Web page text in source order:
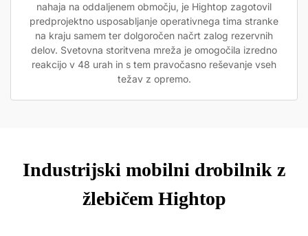
nahaja na oddaljenem območju, je Hightop zagotovil
predprojektno usposabljanje operativnega tima stranke
na kraju samem ter dolgoročen načrt zalog rezervnih
delov. Svetovna storitvena mreža je omogočila izredno
reakcijo v 48 urah in s tem pravočasno reševanje vseh
težav z opremo.
Industrijski mobilni drobilnik z
žlebičem Hightop